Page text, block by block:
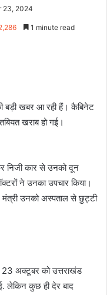
23, 2024
1 minute read
बड़ी खबर आ रही हैं। कैबिनेट
खराब हो गई।
निजी कार से उनको दून
ने उनका उपचार किया।
मंत्री उनको अस्पताल से छुट्टी
23 अक्टूबर को उत्तराखंड
लेकिन कुछ ही देर बाद